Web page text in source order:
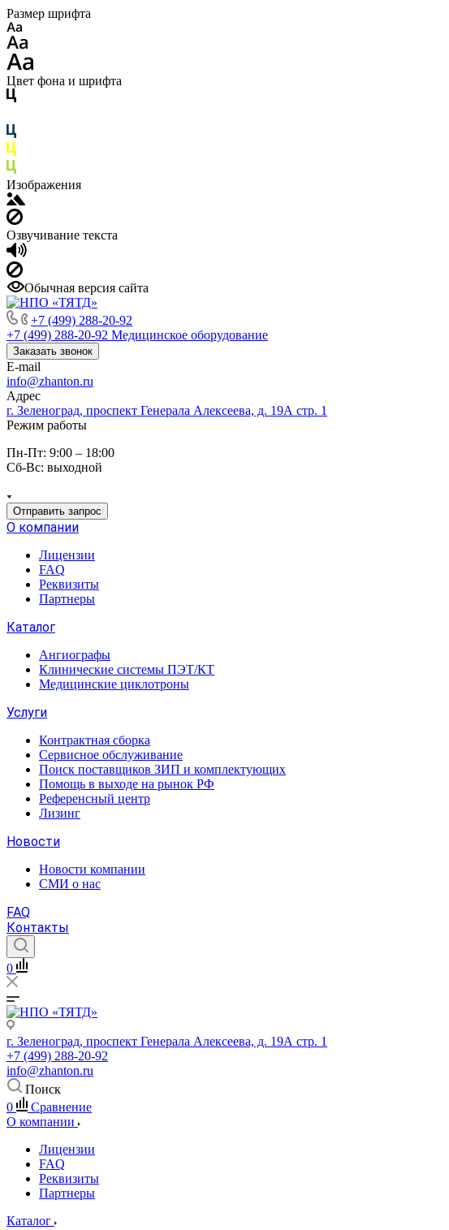
Размер шрифта
Цвет фона и шрифта
Изображения
Озвучивание текста
Обычная версия сайта
+7 (499) 288-20-92
+7 (499) 288-20-92 Медицинское оборудование
Заказать звонок
E-mail
info@zhanton.ru
Адрес
г. Зеленоград, проспект Генерала Алексеева, д. 19А стр. 1
Режим работы
Пн-Пт: 9:00 – 18:00
Сб-Вс: выходной
Отправить запрос
О компании
Лицензии
FAQ
Реквизиты
Партнеры
Каталог
Ангиографы
Клинические системы ПЭТ/КТ
Медицинские циклотроны
Услуги
Контрактная сборка
Сервисное обслуживание
Поиск поставщиков ЗИП и комплектующих
Помощь в выходе на рынок РФ
Референсный центр
Лизинг
Новости
Новости компании
СМИ о нас
FAQ
Контакты
0
г. Зеленоград, проспект Генерала Алексеева, д. 19А стр. 1
+7 (499) 288-20-92
info@zhanton.ru
Поиск
0
Сравнение
О компании
Лицензии
FAQ
Реквизиты
Партнеры
Каталог